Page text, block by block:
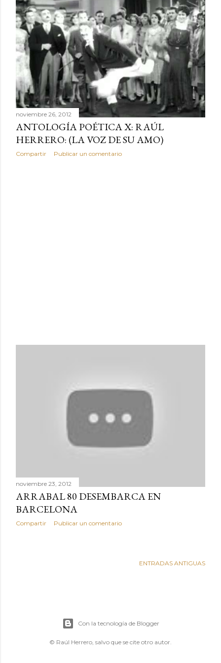
r
a
d
a
s
noviembre 26, 2012
ANTOLOGÍA POÉTICA X: RAÚL
HERRERO: (LA VOZ DE SU AMO)
Compartir Publicar un comentario
noviembre 23, 2012
ARRABAL 80 DESEMBARCA EN
BARCELONA
Compartir Publicar un comentario
ENTRADAS ANTIGUAS
Con la tecnología de Blogger
© Raúl Herrero, salvo que se cite otro autor.